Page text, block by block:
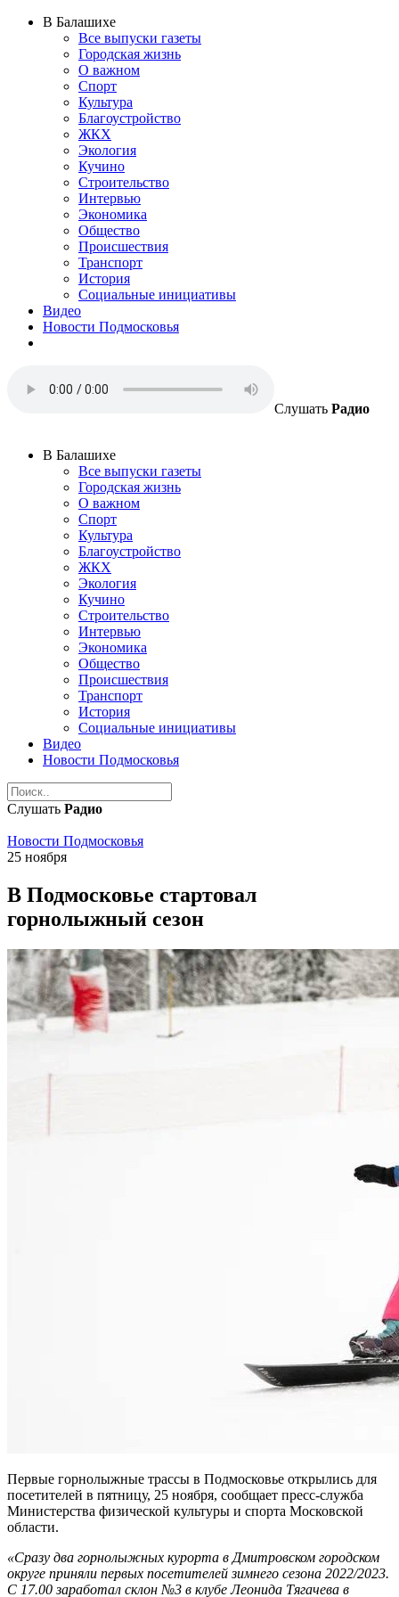
В Балашихе
Все выпуски газеты
Городская жизнь
О важном
Спорт
Культура
Благоустройство
ЖКХ
Экология
Кучино
Строительство
Интервью
Экономика
Общество
Происшествия
Транспорт
История
Социальные инициативы
Видео
Новости Подмосковья
Слушать Радио
В Балашихе
Все выпуски газеты
Городская жизнь
О важном
Спорт
Культура
Благоустройство
ЖКХ
Экология
Кучино
Строительство
Интервью
Экономика
Общество
Происшествия
Транспорт
История
Социальные инициативы
Видео
Новости Подмосковья
Слушать Радио
Новости Подмосковья
25 ноября
В Подмосковье стартовал
горнолыжный сезон
Первые горнолыжные трассы в Подмосковье открылись для
посетителей в пятницу, 25 ноября, сообщает пресс-служба
Министерства физической культуры и спорта Московской
области.
«Сразу два горнолыжных курорта в Дмитровском городском
округе приняли первых посетителей зимнего сезона 2022/2023.
С 17.00 заработал склон №3 в клубе Леонида Тягачева в